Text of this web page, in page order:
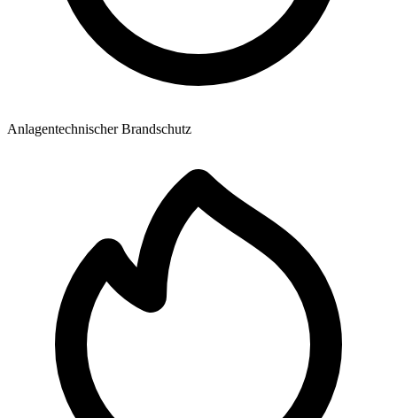
Anlagentechnischer Brandschutz